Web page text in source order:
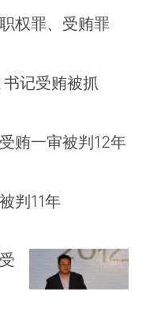
权罪、受贿罪
记受贿被抓
贿一审被判12年
判11年